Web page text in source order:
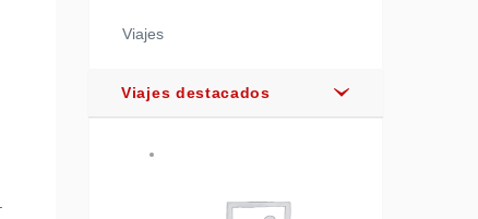
Viajes
Viajes destacados